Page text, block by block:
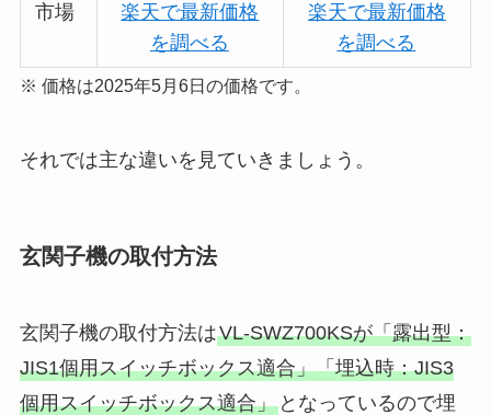
市場
楽天で最新価格
を調べる
楽天で最新価格
を調べる
※ 価格は2025年5月6日の価格です。
それでは主な違いを見ていきましょう。
玄関子機の取付方法
玄関子機の取付方法はVL-SWZ700KSが「露出型：
JIS1個用スイッチボックス適合」「埋込時：JIS3
個用スイッチボックス適合」となっているので埋